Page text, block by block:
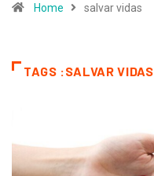
Home salvar vidas
TAGS :SALVAR VIDAS